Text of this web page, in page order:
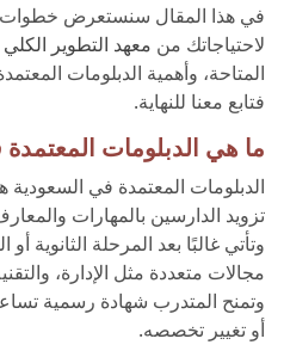
في هذا المقال سنستعرض خطوات
لاحتياجاتك من معهد التطوير
المتاحة، وأهمية الدبلومات
فتابع معنا للنهاية.
ما هي الدبلومات
الدبلومات المعتمدة في السعودية
تزويد الدارسين بالمهارات
وتأتي غالبًا بعد المرحلة الثانوية
مجالات متعددة مثل الإدارة،
وتمنح المتدرب شهادة رسمية
أو تغيير تخصصه.